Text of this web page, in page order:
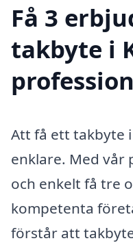
Få 3
takbyte i
Att få ett takbyte
enklare. Med vår
och enkelt få tre
kompetenta
förstår att